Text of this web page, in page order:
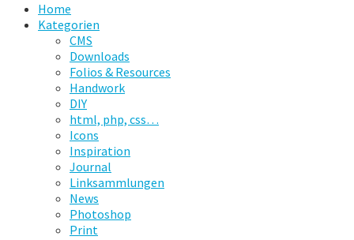
Home
Kategorien
CMS
Downloads
Folios & Resources
Handwork
DIY
html, php, css…
Icons
Inspiration
Journal
Linksammlungen
News
Photoshop
Print